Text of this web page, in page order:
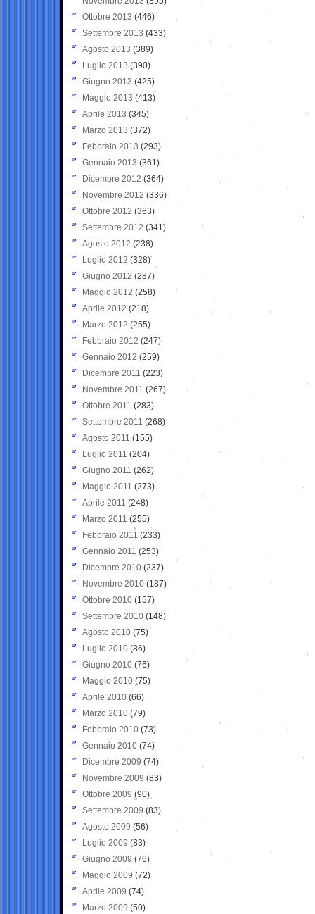
Ottobre 2013 (446)
Settembre 2013 (433)
Agosto 2013 (389)
Luglio 2013 (390)
Giugno 2013 (425)
Maggio 2013 (413)
Aprile 2013 (345)
Marzo 2013 (372)
Febbraio 2013 (293)
Gennaio 2013 (361)
Dicembre 2012 (364)
Novembre 2012 (336)
Ottobre 2012 (363)
Settembre 2012 (341)
Agosto 2012 (238)
Luglio 2012 (328)
Giugno 2012 (287)
Maggio 2012 (258)
Aprile 2012 (218)
Marzo 2012 (255)
Febbraio 2012 (247)
Gennaio 2012 (259)
Dicembre 2011 (223)
Novembre 2011 (267)
Ottobre 2011 (283)
Settembre 2011 (268)
Agosto 2011 (155)
Luglio 2011 (204)
Giugno 2011 (262)
Maggio 2011 (273)
Aprile 2011 (248)
Marzo 2011 (255)
Febbraio 2011 (233)
Gennaio 2011 (253)
Dicembre 2010 (237)
Novembre 2010 (187)
Ottobre 2010 (157)
Settembre 2010 (148)
Agosto 2010 (75)
Luglio 2010 (86)
Giugno 2010 (76)
Maggio 2010 (75)
Aprile 2010 (66)
Marzo 2010 (79)
Febbraio 2010 (73)
Gennaio 2010 (74)
Dicembre 2009 (74)
Novembre 2009 (83)
Ottobre 2009 (90)
Settembre 2009 (83)
Agosto 2009 (56)
Luglio 2009 (83)
Giugno 2009 (76)
Maggio 2009 (72)
Aprile 2009 (74)
Marzo 2009 (50)